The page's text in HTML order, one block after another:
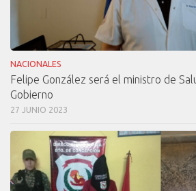
NACIONALES
Felipe González será el ministro de
Gobierno
27 JUNIO 2023